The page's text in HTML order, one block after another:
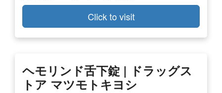
Click to visit
ヘモリンド舌下錠 | ドラッグス
トア マツモトキヨシ